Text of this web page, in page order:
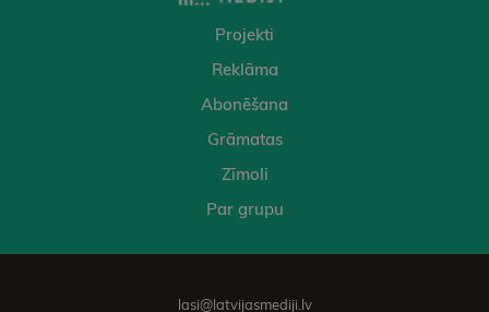
Projekti
Reklāma
Abonēšana
Grāmatas
Zīmoli
Par grupu
lasi@latvijasmediji.lv